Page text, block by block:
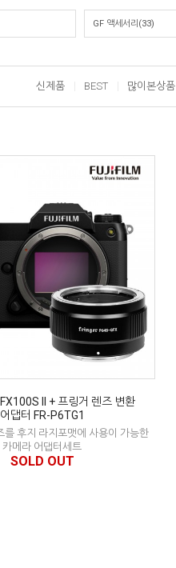
GF 액세서리(33)
신제품 BEST 많이본상품
II + 프링거 렌즈 변환
어댑터 FR-P6TG1
를 후지 라지포맷에 사용이 가능한
카메라 어댑터세트
SOLD OUT